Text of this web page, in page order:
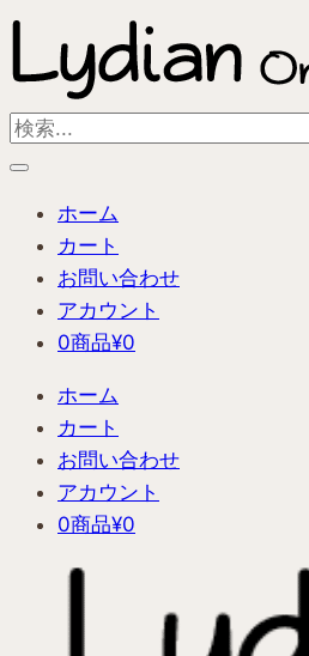
内
を
ス
Search
...
ホーム
カート
お問い合わせ
アカウント
0商品¥0
ホーム
カート
お問い合わせ
アカウント
0商品¥0